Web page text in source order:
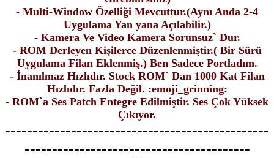
- Multi-Window Özelliği Mevcuttur.(Aynı Anda 2-4
Uygulama Yan yana Açılabilir.)
- Kamera Ve Video Kamera Sorunsuz` Dur.
- ROM Derleyen Kişilerce Düzenlenmiştir.( Bir Sürü
Uygulama Filan Eklenmiş.) Ben Sadece Portladım.
- İnanılmaz Hızlıdır. Stock ROM` Dan 1000 Kat Filan
Hızlıdır. Fazla Değil. :emoji_grinning:
- ROM`a Ses Patch Entegre Edilmiştir. Ses Çok Yüksek
Çıkıyor.
------------------------------------------------
-----------------------------------------